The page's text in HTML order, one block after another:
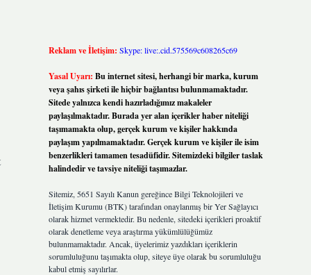
Reklam ve İletişim: Skype: live:.cid.575569c608265c69
Yasal Uyarı: Bu internet sitesi, herhangi bir marka, kurum
veya şahıs şirketi ile hiçbir bağlantısı bulunmamaktadır.
Sitede yalnızca kendi hazırladığımız makaleler
paylaşılmaktadır. Burada yer alan içerikler haber niteliği
taşımamakta olup, gerçek kurum ve kişiler hakkında
paylaşım yapılmamaktadır. Gerçek kurum ve kişiler ile isim
benzerlikleri tamamen tesadüfidir. Sitemizdeki bilgiler taslak
halindedir ve tavsiye niteliği taşımazlar.
Sitemiz, 5651 Sayılı Kanun gereğince Bilgi Teknolojileri ve
İletişim Kurumu (BTK) tarafından onaylanmış bir Yer Sağlayıcı
olarak hizmet vermektedir. Bu nedenle, sitedeki içerikleri proaktif
olarak denetleme veya araştırma yükümlülüğümüz
bulunmamaktadır. Ancak, üyelerimiz yazdıkları içeriklerin
sorumluluğunu taşımakta olup, siteye üye olarak bu sorumluluğu
kabul etmiş sayılırlar.